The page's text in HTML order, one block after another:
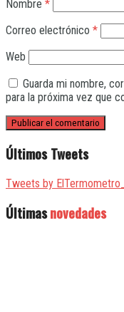
Nombre *
Correo electrónico *
Web
Guarda mi nombre,
para la próxima vez que
Últimos Tweets
Tweets by ElTermometro_
Últimasnovedades